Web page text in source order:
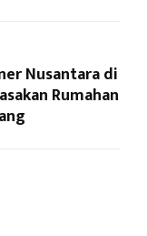
Nusantara di
Rumahan